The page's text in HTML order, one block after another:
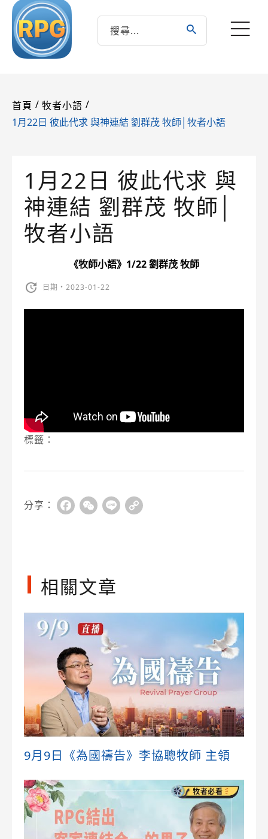
首頁 / 牧者小語 /
1月22日 彼此代求 與神連結 劉群茂 牧師│牧者小語
1月22日 彼此代求 與
神連結 劉群茂 牧師│
牧者小語
《牧師小語》1/22 劉群茂 牧師
日期・2023-01-22
標籤：
分享： FacebookWeChat
Line
相關文章
9月9日《為國禱告》李協聰牧師 主領